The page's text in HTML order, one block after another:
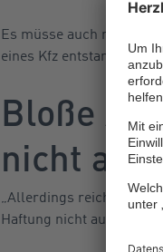
Es müsse auch nicht zu
eines Kfz entstanden,
Bloße
nicht aus
„Allerdings reicht die
Haftung nicht aus“, so